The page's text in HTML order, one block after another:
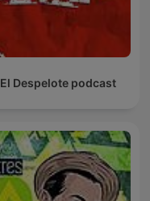
El Despelote podcast